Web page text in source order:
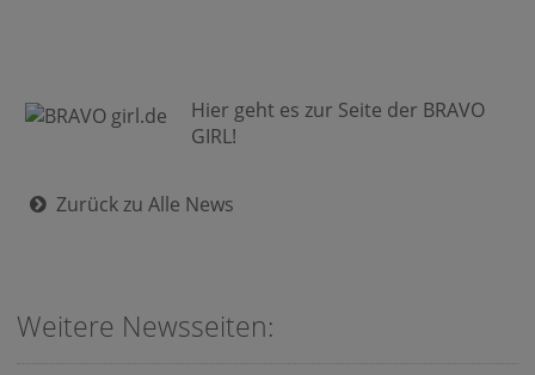
Hier geht es zur Seite der BRAVO
GIRL!
Zurück zu Alle News
Weitere Newsseiten: